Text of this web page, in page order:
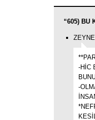
“605) BU
-HİC
-